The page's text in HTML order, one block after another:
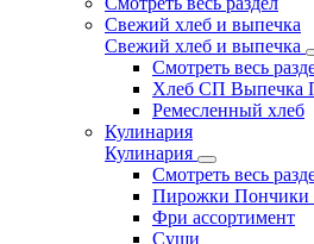
Свежий хлеб и выпечка
Свежий хлеб и выпечка
Смотреть весь
Хлеб СП Выпечка
Ремесленный хлеб
Кулинария
Кулинария
Смотреть весь
Пирожки
Фри ассортимент
Суши